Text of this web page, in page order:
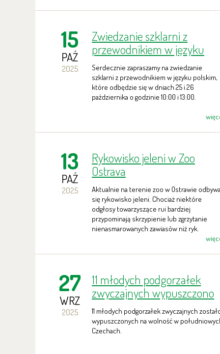
15
PAŹ
2025
Zwiedzanie szklarni z
przewodnikiem w języku
polskim
Serdecznie zapraszamy na zwiedzanie
szklarni z przewodnikiem w języku polskim,
które odbędzie się w dniach 25 i 26
października o godzinie 10:00 i 13:00.
13
PAŹ
2025
Rykowisko jeleni w Zoo
Ostrava
Aktualnie na terenie zoo w Ostrawie odbywa
się rykowisko jeleni. Chociaż niektóre
odgłosy towarzyszące rui bardziej
przypominają skrzypienie lub zgrzytanie
nienasmarowanych zawiasów niż ryk.
27
WRZ
2025
11 młodych podgorzałek
zwyczajnych wypuszczono
na wolność w południowych
Czechach.
11 młodych podgorzałek zwyczajnych
wypuszczonych na wolność w
Czechach.